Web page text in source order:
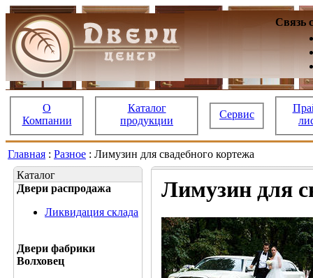
Связь
О
Компании
Каталог
продукции
Сервис
Главная : Разное : Лимузин для свадебного кортежа
Каталог
Двери распродажа
Ликвидация склада
Двери фабрики
Волховец
Лимузин для